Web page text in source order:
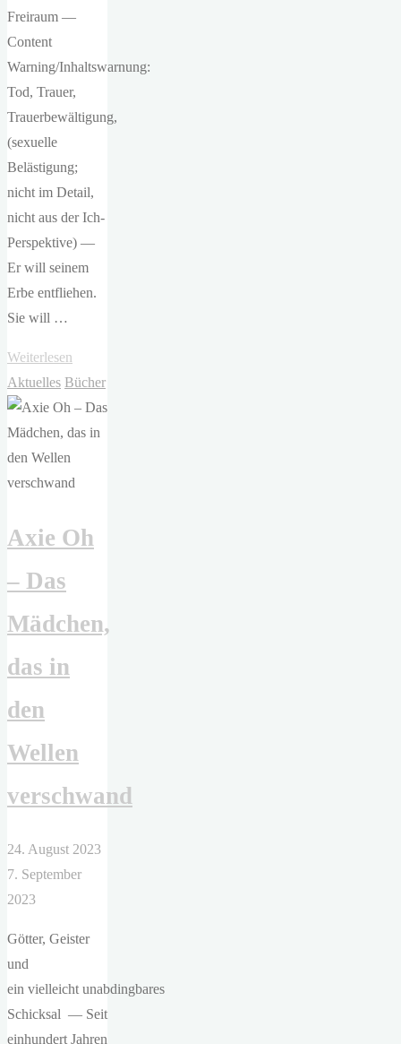
Freiraum —
Content
Warning/Inhaltswarnung:
Tod, Trauer,
Trauerbewältigung,
(sexuelle
Belästigung;
nicht im Detail,
nicht aus der Ich-
Perspektive) —
Er will seinem
Erbe entfliehen.
Sie will …
Weiterlesen
Wahl
–
Skogen
Aktuelles Bücher
Axie Oh
– Das
Mädchen,
das in
den
Wellen
verschwand
24. August 2023
7. September
2023
Götter, Geister
und
ein vielleicht unabdingbares
Schicksal — Seit
einhundert Jahren